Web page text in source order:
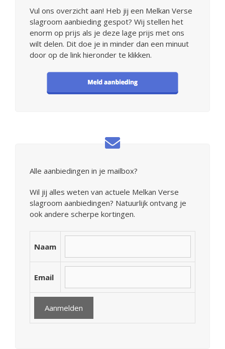
Vul ons overzicht aan! Heb jij een Melkan Verse
slagroom aanbieding gespot? Wij stellen het
enorm op prijs als je deze lage prijs met ons
wilt delen. Dit doe je in minder dan een minuut
door op de link hieronder te klikken.
Alle aanbiedingen in je mailbox?
Wil jij alles weten van actuele Melkan Verse
slagroom aanbiedingen? Natuurlijk ontvang je
ook andere scherpe kortingen.
Naam
Email